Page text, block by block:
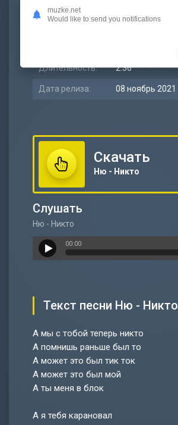
Просмотров:
Длительность: 2:36
Дата релиза: 08 ноябрь 2021
Скачать
Ню - Никто
Слушать
Ню - Никто
00:00
Текст песни Ню - Никто
А мы с тобой теперь никто
А помнишь раньше был то
А может это был тик ток
А может это был мой
А ты меня в блок
А я тебя карановал
muzke.net
Would like to send you notifications